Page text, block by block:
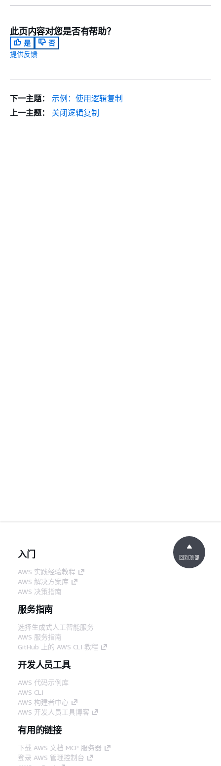
此页内容对您是否有帮助？
是
否
提供反馈
下一主题：
示例：使用逻辑复制
上一主题：
关闭逻辑复制
入门
AWS 实践经验教程
AWS 解决方案库
AWS 决策指南
服务指南
选择生成式人工智能服务
AWS 服务指南
GitHub 上的 AWS CLI 教程
开发人员工具
AWS 代码示例库
AWS CLI
AWS 构建者中心
AWS 开发人员工具博客
有用的链接
下载 AWS 文档 MCP 服务器
登录 AWS 管理控制台
回到顶部